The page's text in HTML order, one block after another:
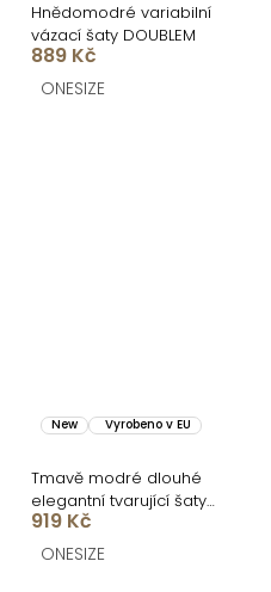
Hnědomodré variabilní
vázací šaty DOUBLEM
889 Kč
ONESIZE
New Vyrobeno v EU
Tmavě modré dlouhé
elegantní tvarující šaty
DOROTA
919 Kč
ONESIZE